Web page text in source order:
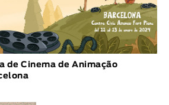
de Cinema de Animação